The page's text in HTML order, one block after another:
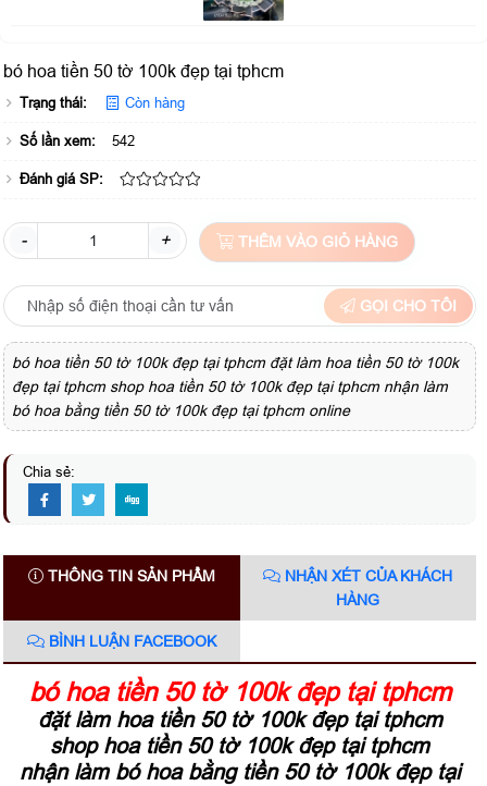
bó hoa tiền 50 tờ 100k đẹp tại tphcm
Trạng thái: Còn hàng
Số lần xem: 542
Đánh giá SP:
- + THÊM VÀO GIỎ HÀNG
GỌI CHO TÔI
bó hoa tiền 50 tờ 100k đẹp tại tphcm đặt làm hoa tiền 50 tờ 100k
đẹp tại tphcm shop hoa tiền 50 tờ 100k đẹp tại tphcm nhận làm
bó hoa bằng tiền 50 tờ 100k đẹp tại tphcm online
Chia sẻ:
THÔNG TIN SẢN PHẨM
NHẬN XÉT CỦA KHÁCH
HÀNG
BÌNH LUẬN FACEBOOK
bó hoa tiền 50 tờ 100k đẹp tại tphcm
đặt làm hoa tiền 50 tờ 100k đẹp tại tphcm
shop hoa tiền 50 tờ 100k đẹp tại tphcm
nhận làm bó hoa bằng tiền 50 tờ 100k đẹp tại